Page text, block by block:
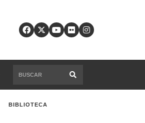
BIBLIOTECA